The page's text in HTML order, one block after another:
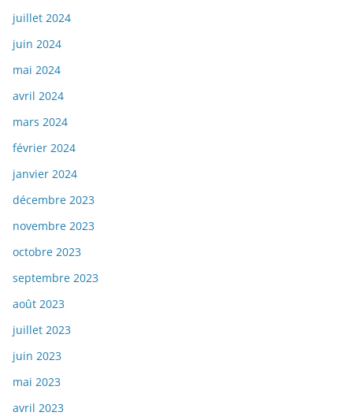
juillet 2024
juin 2024
mai 2024
avril 2024
mars 2024
février 2024
janvier 2024
décembre 2023
novembre 2023
octobre 2023
septembre 2023
août 2023
juillet 2023
juin 2023
mai 2023
avril 2023